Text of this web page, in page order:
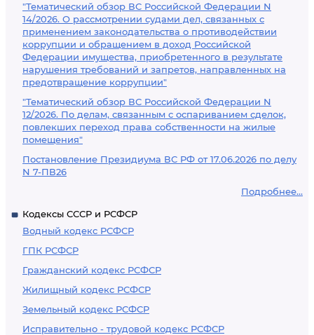
"Тематический обзор ВС Российской Федерации N
14/2026. О рассмотрении судами дел, связанных с
применением законодательства о противодействии
коррупции и обращением в доход Российской
Федерации имущества, приобретенного в результате
нарушения требований и запретов, направленных на
предотвращение коррупции"
"Тематический обзор ВС Российской Федерации N
12/2026. По делам, связанным с оспариванием сделок,
повлекших переход права собственности на жилые
помещения"
Постановление Президиума ВС РФ от 17.06.2026 по делу
N 7-ПВ26
Подробнее...
Кодексы СССР и РСФСР
Водный кодекс РСФСР
ГПК РСФСР
Гражданский кодекс РСФСР
Жилищный кодекс РСФСР
Земельный кодекс РСФСР
Исправительно - трудовой кодекс РСФСР